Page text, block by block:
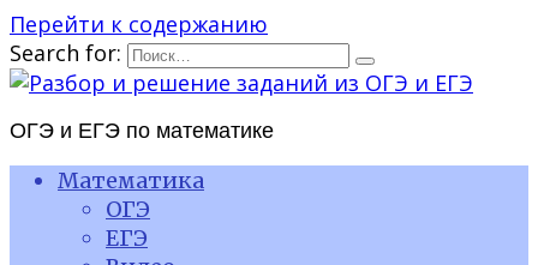
Перейти к содержанию
Search for:
ОГЭ и ЕГЭ по математике
Математика
ОГЭ
ЕГЭ